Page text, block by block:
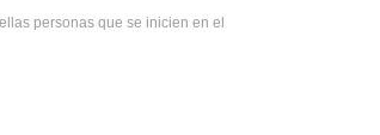
personas que se inicien en el